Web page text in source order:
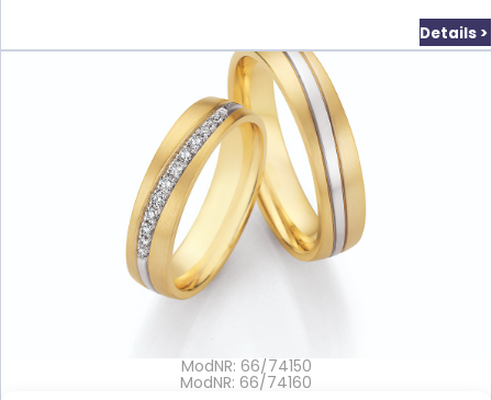
Details >
ModNR: 66/74150
ModNR: 66/74160